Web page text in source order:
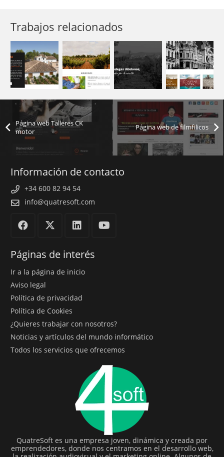
Trabajos relacionados
Página web Talleres CK
motor
Página web de filmfilicos
Información de contacto
+34 600 82 94 54
info@quatresoft.com
Páginas de interés
Ir a la página de inicio
Aviso legal
Política de privacidad
Política de Cookies
¿Quieres trabajar con nosotros?
Noticias y artículos del mundo informático
Todos los servicios que ofrecemos
QuatreSoft es una empresa joven, dinámica y creada por
emprendedores, donde nos centramos en el desarrollo web,